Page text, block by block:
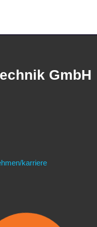
GmbH
karriere